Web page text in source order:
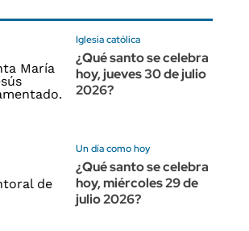
Iglesia católica
¿Qué santo se celebra
hoy, jueves 30 de julio
2026?
Un día como hoy
¿Qué santo se celebra
hoy, miércoles 29 de
julio 2026?